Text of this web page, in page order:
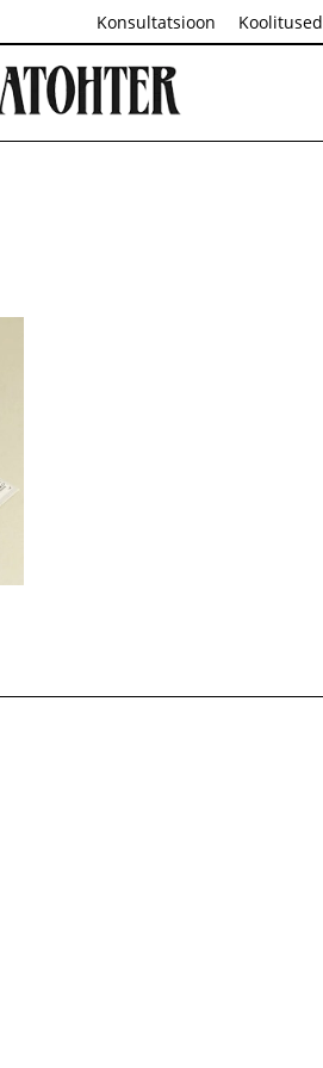
Konsultatsioon Koolitused